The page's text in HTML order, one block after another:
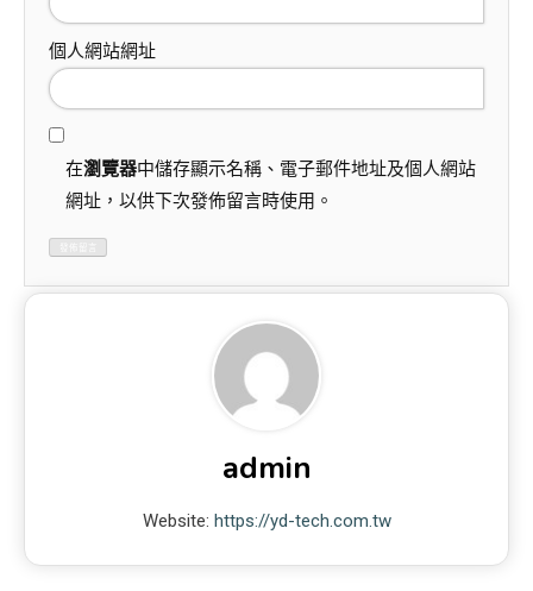
個人網站網址
在瀏覽器中儲存顯示名稱、電子郵件地址及個人網站
網址，以供下次發佈留言時使用。
admin
Website: https://yd-tech.com.tw